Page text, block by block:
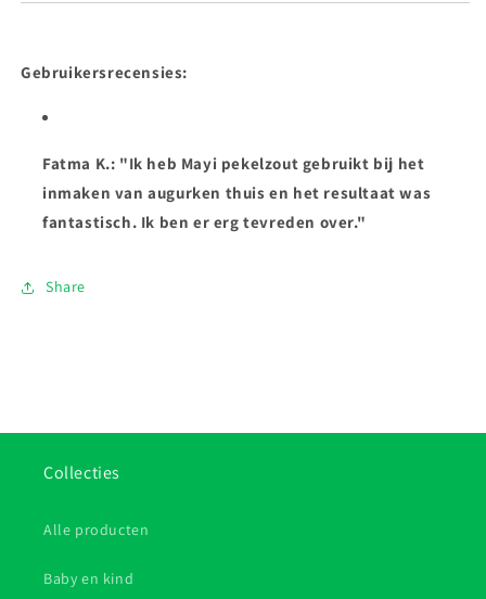
Gebruikersrecensies:
Fatma K.: "Ik heb Mayi pekelzout gebruikt bij het
inmaken van augurken thuis en het resultaat was
fantastisch. Ik ben er erg tevreden over."
Share
Collecties
Alle producten
Baby en kind